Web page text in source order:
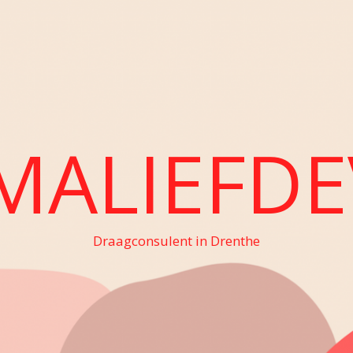
Draagconsulent in Drenthe